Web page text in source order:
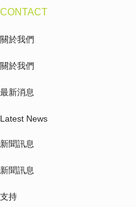
CONTACT
關於我們
關於我們
最新消息
Latest News
新聞訊息
新聞訊息
支持